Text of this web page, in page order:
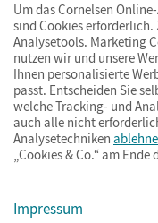
© Cornelsen Verlag 2026
ImpressumAGB
Um das Cornelsen
sind Cookies
Analysetools. Marketing
nutzen wir und unsere
Ihnen personalisierte
passt. Entscheiden Sie
welche Tracking- und
auch alle nicht
Analysetechniken
„Cookies & Co.“ am
Impressum